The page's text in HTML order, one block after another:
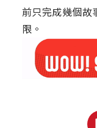
前只完成幾個故
限。